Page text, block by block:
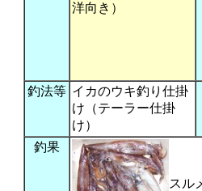
洋向き）
釣法等 イカのウキ釣り仕掛
け（テーラー仕掛
け）
釣果
スル